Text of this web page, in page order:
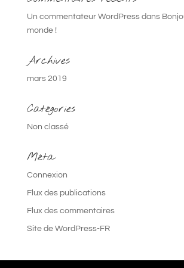
Un commentateur WordPressdans
monde !
Archives
mars 2019
Catégories
Non classé
Méta
Connexion
Flux des publications
Flux des commentaires
Site de WordPress-FR